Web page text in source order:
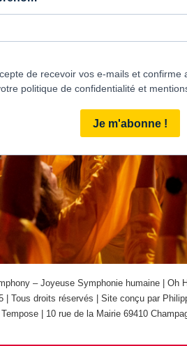
– Joyeuse Symphonie humaine | Oh
| Tous droits réservés | Site conçu par
| 10 rue de la Mairie 69410